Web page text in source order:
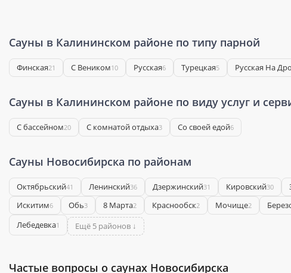
Сауны в Калининском районе по типу парной
Финская21 С Веником10 Русская6 Турецкая5 Русская На
Сауны в Калининском районе по виду услуг и
С бассейном20 С комнатой отдыха3 Со своей едой6
Сауны Новосибирска по районам
Октябрьский41 Ленинский36 Дзержинский31 Кировский30
Искитим6 Обь3 8 Марта2 Краснообск2 Мочище2
Лебедевка1 Ещё 5 районов ↓
Частые вопросы о саунах Новосибирска